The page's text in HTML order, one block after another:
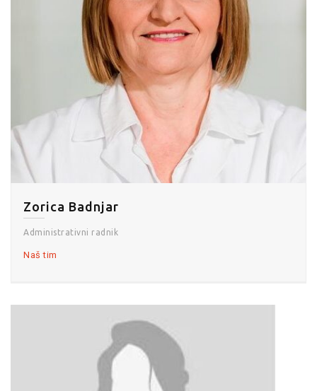
Zorica Badnjar
Administrativni radnik
Naš tim